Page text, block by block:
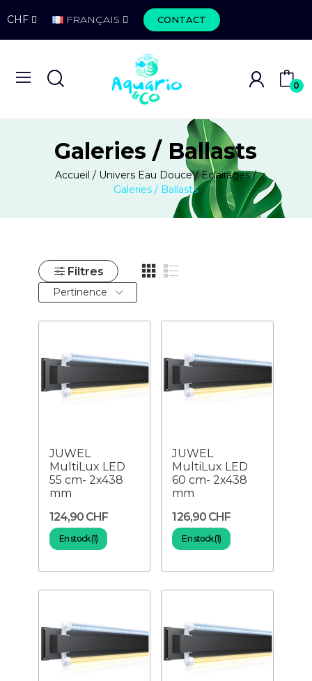
CHF FRANÇAIS CONTACT
0
Galeries / Ballasts
Accueil Univers Eau Douce
Eclairages
Galeries / Ballasts
Filtres
Pertinence
JUWEL
MultiLux LED
55 cm- 2x438
mm
124,90 CHF
En stock (1)
JUWEL
MultiLux LED
60 cm- 2x438
mm
126,90 CHF
En stock (1)